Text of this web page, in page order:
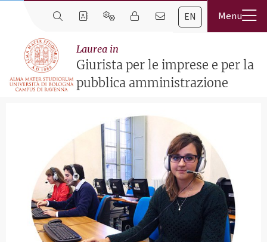
EN
Laurea in
Giurista per le imprese e per la
pubblica amministrazione